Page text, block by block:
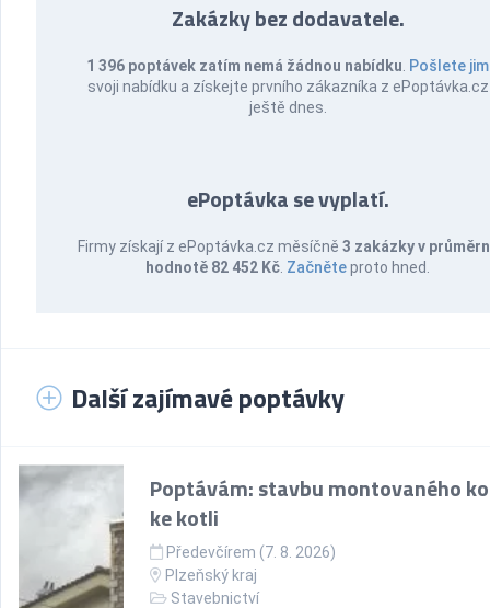
Zakázky bez dodavatele.
1 396 poptávek zatím nemá žádnou nabídku Pošlete jim
svoji nabídku a získejte prvního zákazníka z ePoptávka.cz
ještě dnes.
ePoptávka se vyplatí.
Firmy získají z ePoptávka.cz měsíčně 3 zakázky v
hodnotě 82 452 Kč Začněteproto hned.
Další zajímavé poptávky
Poptávám: stavbu montovaného
ke kotli
Předevčírem (7. 8. 2026)
Plzeňský kraj
Stavebnictví